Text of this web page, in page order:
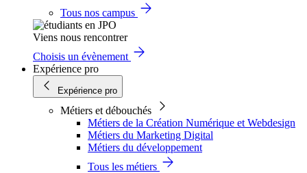
Tous nos campus
Viens nous rencontrer
Choisis un évènement
Expérience pro
Expérience pro
Métiers et débouchés
Métiers de la Création Numérique et Webdesign
Métiers du Marketing Digital
Métiers du développement
Tous les métiers